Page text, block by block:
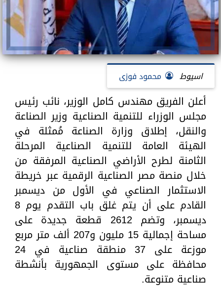
اسيوط محمود فوزى
أعلن الفريق مهندس كامل الوزير، نائب رئيس
مجلس الوزراء للتنمية الصناعية وزير الصناعة
والنقل، إطلاق وزارة الصناعة مُمثلة في
الهيئة العامة للتنمية الصناعية المرحلة
الثامنة لطرح الأراضي الصناعية المرفقة من
خلال منصة مصر الصناعية الرقمية عبر خريطة
الاستثمار الصناعي في الأول من ديسمبر
القادم على أن يتم غلق باب التقدم يوم 8
ديسمبر، وتضم 2612 قطعة جديدة على
مساحة إجمالية 15 مليون و207 ألف متر مربع
موزعة على 37 منطقة صناعية في 24
محافظة على مستوى الجمهورية بأنشطة
صناعية متنوعة.